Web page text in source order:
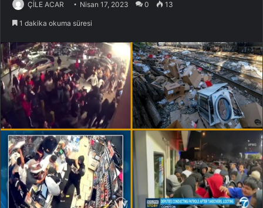
ÇİLE ACAR Nisan 17, 2023 0 13
1 dakika okuma süresi